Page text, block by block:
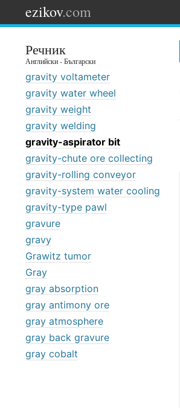
ezikov.com
Речник
Английски - Български
gravity voltameter
gravity water wheel
gravity weight
gravity welding
gravity-aspirator bit
gravity-chute ore collecting
gravity-rolling conveyor
gravity-system water cooling
gravity-type pawl
gravure
gravy
Grawitz tumor
Gray
gray absorption
gray antimony ore
gray atmosphere
gray back gravure
gray cobalt